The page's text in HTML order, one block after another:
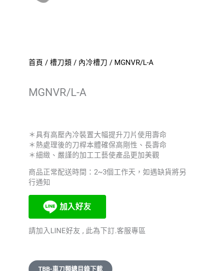
首頁 /槽刀類 / 內冷槽刀 / MGNVR/L-A
MGNVR/L-A
＊具有高壓內冷裝置大幅提升刀片使用壽命
＊熱處理後的刀桿本體確保高剛性、長壽命
＊細緻、嚴謹的加工工藝使產品更加美觀
商品正常配送時間：2~3個工作天，如遇缺貨將另
行通知
請加入LINE好友 , 此為下訂.客服專區
TBB-車刀類總目錄下載